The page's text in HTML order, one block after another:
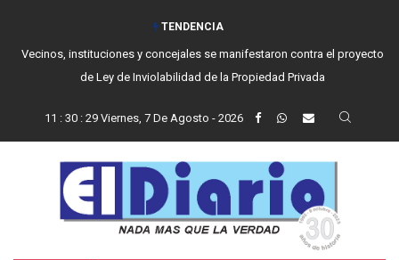
TENDENCIA
Reino recibió a instituciones y confirmó gestiones para sumar una nueva
fuerza de seguridad a Balcarce
11 : 30: 30 Viernes, 7 De Agosto - 2026